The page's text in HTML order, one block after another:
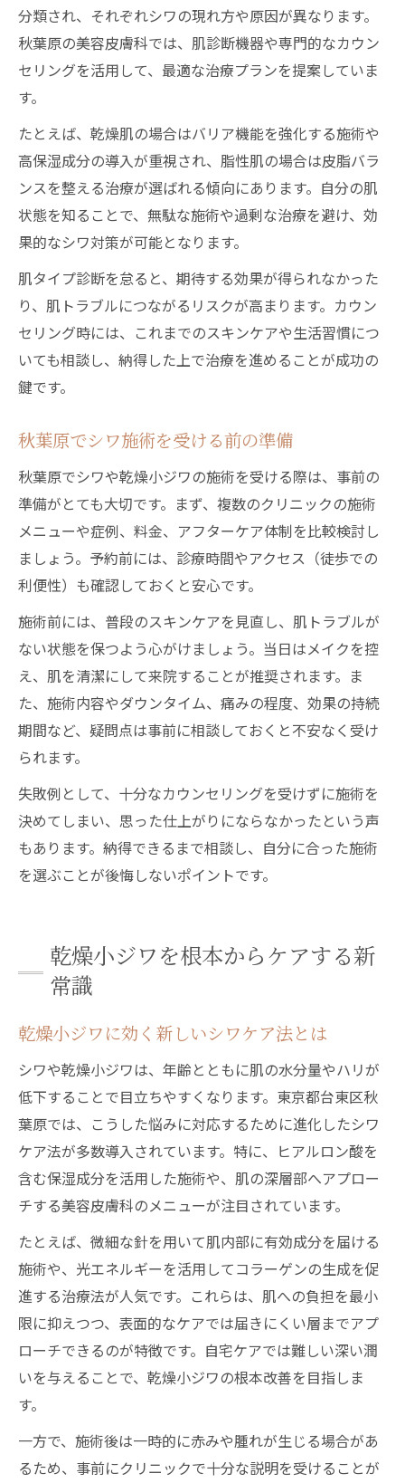
分類され、それぞれシワの現れ方や原因が異なります。
秋葉原の美容皮膚科では、肌診断機器や専門的なカウン
セリングを活用して、最適な治療プランを提案していま
す。
たとえば、乾燥肌の場合はバリア機能を強化する施術や
高保湿成分の導入が重視され、脂性肌の場合は皮脂バラ
ンスを整える治療が選ばれる傾向にあります。自分の肌
状態を知ることで、無駄な施術や過剰な治療を避け、効
果的なシワ対策が可能となります。
肌タイプ診断を怠ると、期待する効果が得られなかった
り、肌トラブルにつながるリスクが高まります。カウン
セリング時には、これまでのスキンケアや生活習慣につ
いても相談し、納得した上で治療を進めることが成功の
鍵です。
秋葉原でシワ施術を受ける前の準備
秋葉原でシワや乾燥小ジワの施術を受ける際は、事前の
準備がとても大切です。まず、複数のクリニックの施術
メニューや症例、料金、アフターケア体制を比較検討し
ましょう。予約前には、診療時間やアクセス（徒歩での
利便性）も確認しておくと安心です。
施術前には、普段のスキンケアを見直し、肌トラブルが
ない状態を保つよう心がけましょう。当日はメイクを控
え、肌を清潔にして来院することが推奨されます。ま
た、施術内容やダウンタイム、痛みの程度、効果の持続
期間など、疑問点は事前に相談しておくと不安なく受け
られます。
失敗例として、十分なカウンセリングを受けずに施術を
決めてしまい、思った仕上がりにならなかったという声
もあります。納得できるまで相談し、自分に合った施術
を選ぶことが後悔しないポイントです。
乾燥小ジワを根本からケアする新
常識
乾燥小ジワに効く新しいシワケア法とは
シワや乾燥小ジワは、年齢とともに肌の水分量やハリが
低下することで目立ちやすくなります。東京都台東区秋
葉原では、こうした悩みに対応するために進化したシワ
ケア法が多数導入されています。特に、ヒアルロン酸を
含む保湿成分を活用した施術や、肌の深層部へアプロー
チする美容皮膚科のメニューが注目されています。
たとえば、微細な針を用いて肌内部に有効成分を届ける
施術や、光エネルギーを活用してコラーゲンの生成を促
進する治療法が人気です。これらは、肌への負担を最小
限に抑えつつ、表面的なケアでは届きにくい層までアプ
ローチできるのが特徴です。自宅ケアでは難しい深い潤
いを与えることで、乾燥小ジワの根本改善を目指しま
す。
一方で、施術後は一時的に赤みや腫れが生じる場合があ
るため、事前にクリニックで十分な説明を受けることが